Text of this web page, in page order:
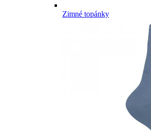
Zimné topánky